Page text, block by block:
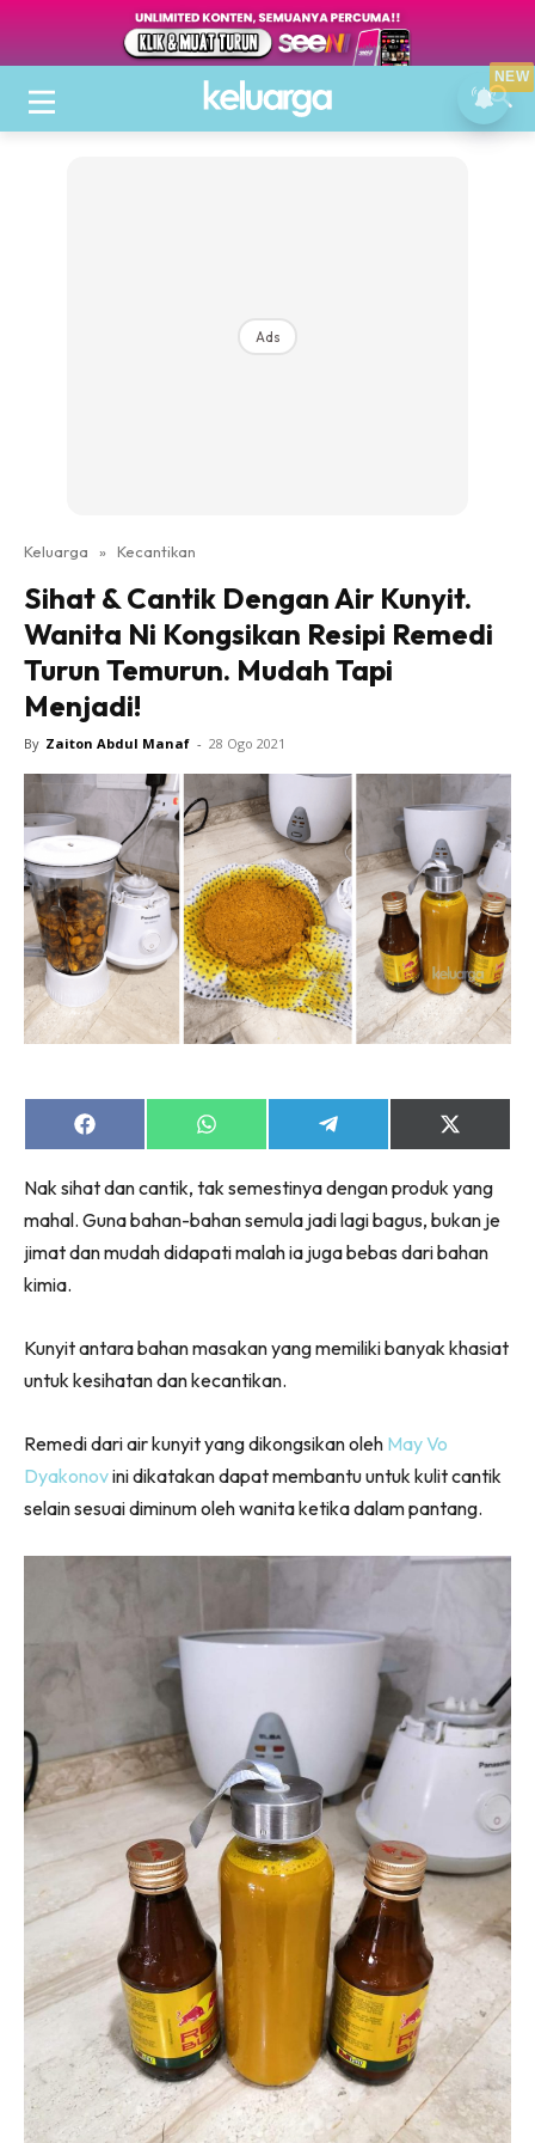
Ads
Keluarga » Kecantikan
Sihat & Cantik Dengan Air Kunyit.
Wanita Ni Kongsikan Resipi Remedi
Turun Temurun. Mudah Tapi
Menjadi!
By Zaiton Abdul Manaf - 28 Ogo 2021
Share
on
Share
on
Share
on
Share
on
(Twitter)
Nak sihat dan cantik, tak semestinya dengan produk yang
mahal. Guna bahan-bahan semula jadi lagi bagus, bukan je
jimat dan mudah didapati malah ia juga bebas dari bahan
kimia.
Kunyit antara bahan masakan yang memiliki banyak khasiat
untuk kesihatan dan kecantikan.
Remedi dari air kunyit yang dikongsikan oleh May Vo
Dyakonovini dikatakan dapat membantu untuk kulit cantik
selain sesuai diminum oleh wanita ketika dalam pantang.
NEW